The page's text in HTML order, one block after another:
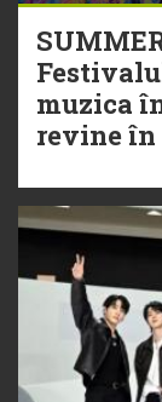
muzica
revine în